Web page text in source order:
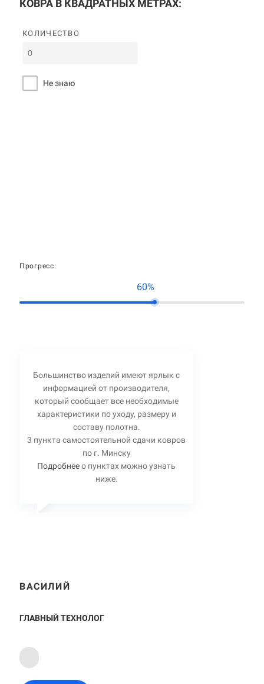
КОВРА В КВАДРАТНЫХ МЕТРАХ:
КОЛИЧЕСТВО
Не знаю
Прогресс:
60%
Большинство изделий имеют ярлык с
информацией от производителя,
который сообщает все необходимые
характеристики по уходу, размеру и
составу полотна.
3 пункта самостоятельной сдачи ковров
по г. Минску
Подробнеео пунктах можно узнать
ниже.
ВАСИЛИЙ
ГЛАВНЫЙ ТЕХНОЛОГ